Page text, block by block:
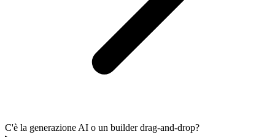
C'è la generazione AI o un builder drag-and-drop?